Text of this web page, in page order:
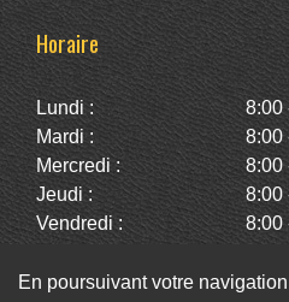
Horaire
Lundi :
8:00
Mardi :
8:00
Mercredi :
8:00
Jeudi :
8:00
Vendredi :
8:00
Dimanche :
En poursuivant votre